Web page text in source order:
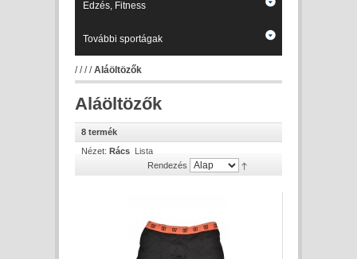
Edzés, Fitness
További sportágak
////Aláöltözők
Aláöltözők
8 termék
Nézet: Rács Lista
Rendezés